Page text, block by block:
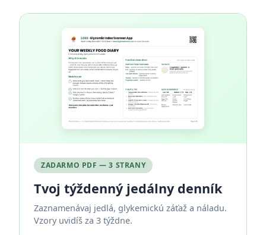
ZADARMO PDF — 3 STRANY
Tvoj týždenný jedálny denník
Zaznamenávaj jedlá, glykemickú záťaž a náladu.
Vzory uvidíš za 3 týždne.